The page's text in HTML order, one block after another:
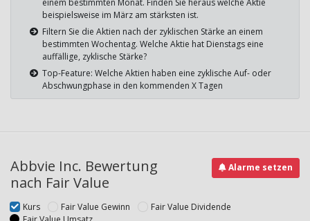
beispielsweise im März am stärksten ist.
Filtern Sie die Aktien nach der zyklischen Stärke an einem
bestimmten Wochentag. Welche Aktie hat Dienstags eine
auffällige, zyklische Stärke?
Top-Feature: Welche Aktien haben eine zyklische Auf- oder
Abschwungphase in den kommenden X Tagen
Abbvie Inc. Bewertung
nach Fair Value
Alarme setzen
Kurs Fair Value Gewinn
Fair Value Dividende